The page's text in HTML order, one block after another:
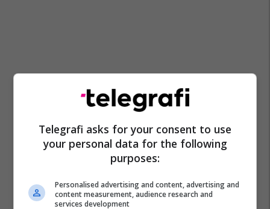
Telegrafi asks for your consent to use
your personal data for the following
purposes:
Personalised advertising and content, advertising and
content measurement, audience research and
services development